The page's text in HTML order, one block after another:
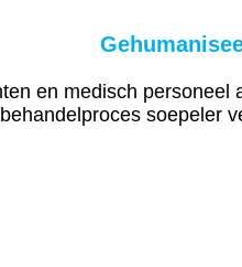
en medisch personeel
soepeler